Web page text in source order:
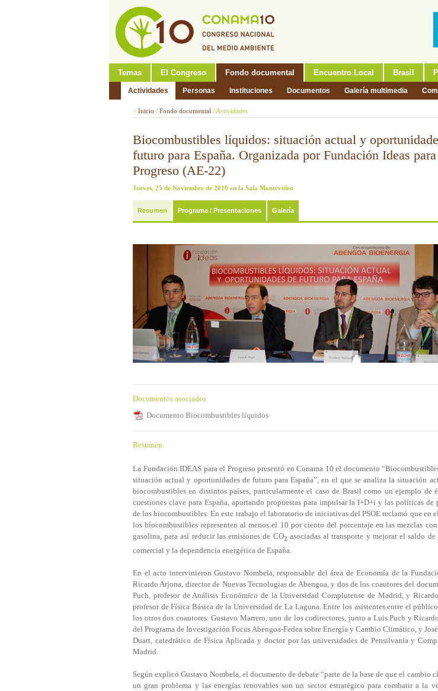
Temas El Congreso Fondo documental Encuentro Local Brasil
Actividades Personas Instituciones Documentos Galería multimedia
> Inicio / Fondo documental / Actividades
Biocombustibles líquidos: situación actual y
futuro para España. Organizada por Fundación Ideas
Progreso (AE-22)
Jueves, 25 de Noviembre de 2010 en la Sala Montevideo
Resumen Programa / Presentaciones Galería
Documentos asociados
Documento Biocombustibles líquidos
Resumen
La Fundación IDEAS para el Progreso presentó en Conama 10 el documento
situación actual y oportunidades de futuro para España”, en el que se analiza la situación
biocombustibles en distintos países, particularmente el caso de Brasil como un ejemplo de
cuestiones clave para España, aportando propuestas para impulsar la I+D+i y las políticas de
de los biocombustibles. En este trabajo el laboratorio de iniciativas del PSOE reclamó que en
los biocombustibles representen al menos el 10 por ciento del porcentaje en las mezclas
gasolina, para así reducir las emisiones de CO2 asociadas al transporte y mejorar el saldo de
comercial y la dependencia energética de España.
En el acto intervinieron Gustavo Nombela, responsable del área de Economía de la
Ricardo Arjona, director de Nuevas Tecnologías de Abengoa, y dos de los coautores del
Puch, profesor de Análisis Económico de la Universidad Complutense de Madrid, y Ricardo
profesor de Física Básica de la Universidad de La Laguna. Entre los asistentes entre el
los otros dos coautores: Gustavo Marrero, uno de los codirectores, junto a Luis Puch y Ricardo
del Programa de Investigación Focus Abengoa-Fedea sobre Energía y Cambio Climático, y
Duart, catedrático de Física Aplicada y doctor por las universidades de Pensilvania y
Madrid.
Según explicó Gustavo Nombela, el documento de debate “parte de la base de que el cambio
un gran problema y las energías renovables son un sector estratégico para combatir a la